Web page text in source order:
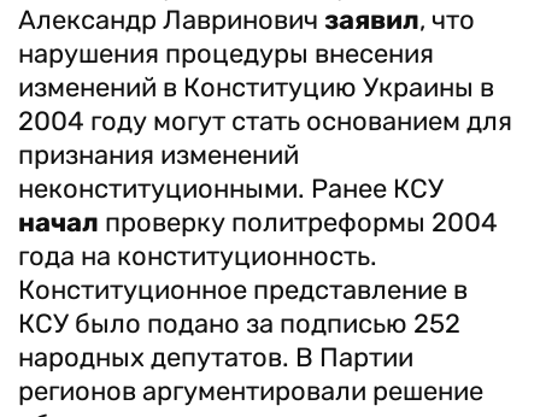
Александр Лавринович заявил, что
нарушения процедуры внесения
изменений в Конституцию Украины в
2004 году могут стать основанием для
признания изменений
неконституционными. Ранее КСУ
начал проверку политреформы 2004
года на конституционность.
Конституционное представление в
КСУ было подано за подписью 252
народных депутатов. В Партии
регионов аргументировали решение